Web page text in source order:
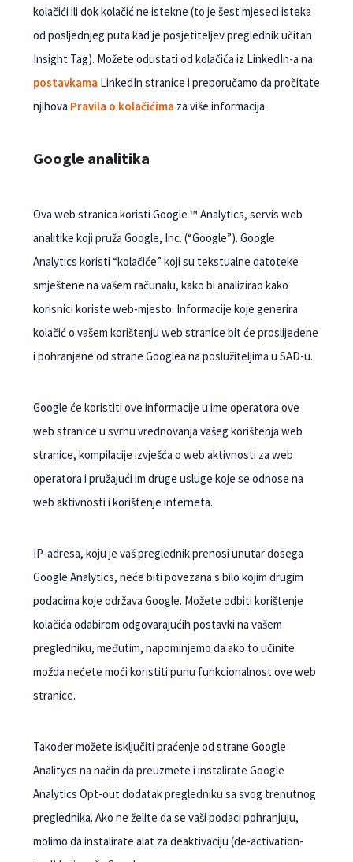
kolačići ili dok kolačić ne istekne (to je šest mjeseci isteka
od posljednjeg puta kad je posjetiteljev preglednik učitan
Insight Tag). Možete odustati od kolačića iz LinkedIn-a na
postavkama LinkedIn stranice i preporučamo da pročitate
njihova Pravila o kolačićima za više informacija.
Google analitika
Ova web stranica koristi Google ™ Analytics, servis web
analitike koji pruža Google, Inc. (“Google”). Google
Analytics koristi “kolačiće” koji su tekstualne datoteke
smještene na vašem računalu, kako bi analizirao kako
korisnici koriste web-mjesto. Informacije koje generira
kolačić o vašem korištenju web stranice bit će proslijeđene
i pohranjene od strane Googlea na poslužiteljima u SAD-u.
Google će koristiti ove informacije u ime operatora ove
web stranice u svrhu vrednovanja vašeg korištenja web
stranice, kompilacije izvješća o web aktivnosti za web
operatora i pružajući im druge usluge koje se odnose na
web aktivnosti i korištenje interneta.
IP-adresa, koju je vaš preglednik prenosi unutar dosega
Google Analytics, neće biti povezana s bilo kojim drugim
podacima koje održava Google. Možete odbiti korištenje
kolačića odabirom odgovarajućih postavki na vašem
pregledniku, međutim, napominjemo da ako to učinite
možda nećete moći koristiti punu funkcionalnost ove web
stranice.
Također možete isključiti praćenje od strane Google
Analitycs na način da preuzmete i instalirate Google
Analytics Opt-out dodatak pregledniku sa svog trenutnog
preglednika. Ako ne želite da se vaši podaci pohranjuju,
molimo da instalirate alat za deaktivaciju (de-activation-